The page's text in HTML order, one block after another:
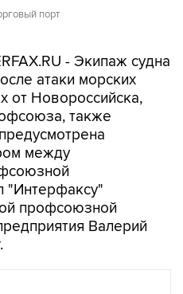
порт
- Экипаж судна
атаки морских
от Новороссийска,
также
между
"Интерфаксу"
профсоюзной
Валерий